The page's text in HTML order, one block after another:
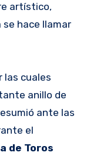
artístico,
hace llamar
las cuales
anillo de
ante las
el
de Toros